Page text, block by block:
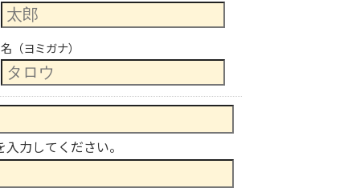
名（ヨミガナ）
力してください。